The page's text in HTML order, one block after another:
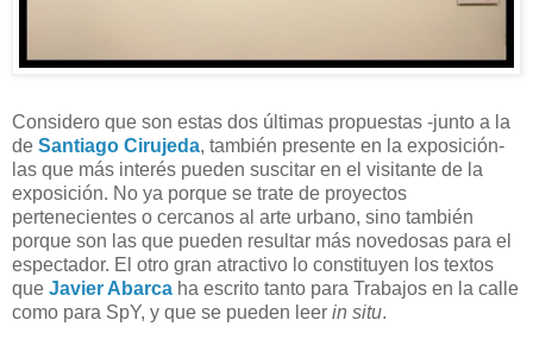
Considero que son estas dos últimas propuestas -junto a la
de Santiago Cirujeda, también presente en la exposición-
las que más interés pueden suscitar en el visitante de la
exposición. No ya porque se trate de proyectos
pertenecientes o cercanos al arte urbano, sino también
porque son las que pueden resultar más novedosas para el
espectador. El otro gran atractivo lo constituyen los textos
que Javier Abarca ha escrito tanto para Trabajos en la calle
como para SpY, y que se pueden leer in situ.